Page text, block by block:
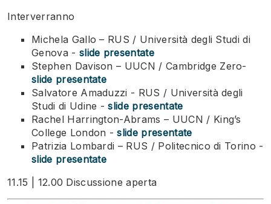
Interverranno
Michela Gallo – RUS / Università degli Studi di
Genova - slide presentate
Stephen Davison – UUCN / Cambridge Zero-
slide presentate
Salvatore Amaduzzi - RUS / Università degli
Studi di Udine -slide presentate
Rachel Harrington-Abrams – UUCN / King’s
College London -slide presentate
Patrizia Lombardi – RUS / Politecnico di Torino -
slide presentate
11.15 | 12.00 Discussione aperta